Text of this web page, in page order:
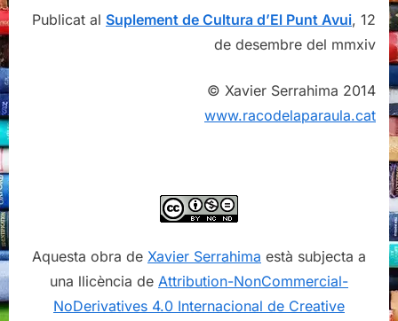
Publicat al Suplement de Cultura d’El Punt Avui, 12
de desembre del mmxiv
© Xavier Serrahima 2014
www.racodelaparaula.cat
Aquesta obra de Xavier Serrahima està subjecta a
una llicència de Attribution-NonCommercial-
NoDerivatives 4.0 Internacional de Creative